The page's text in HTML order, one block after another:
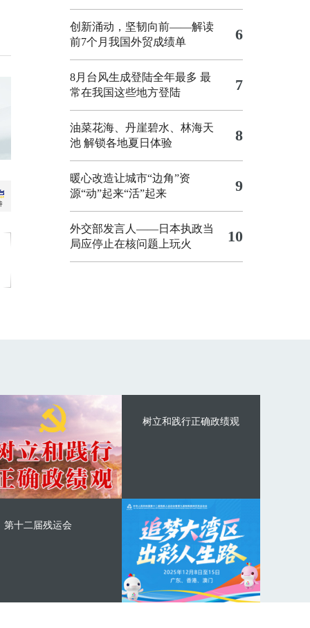
创新涌动，坚韧向前——解读
前7个月我国外贸成绩单
6
8月台风生成登陆全年最多 最
常在我国这些地方登陆
7
油菜花海、丹崖碧水、林海天
池 解锁各地夏日体验
8
暖心改造让城市“边角”资
源“动”起来“活”起来
9
外交部发言人——日本执政当
局应停止在核问题上玩火
10
树立和践行正确政绩观
第十二届残运会